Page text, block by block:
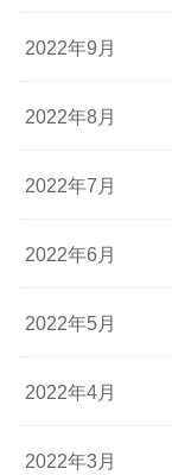
2022年9月
2022年8月
2022年7月
2022年6月
2022年5月
2022年4月
2022年3月